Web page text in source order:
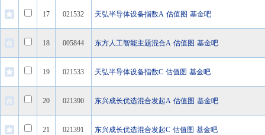
17 021532 天弘半导体设备指数A 估值图 基金吧
18 005844 东方人工智能主题混合A 估值图 基金吧
19 021533 天弘半导体设备指数C 估值图 基金吧
20 021390 东兴成长优选混合发起A 估值图 基金吧
21 021391 东兴成长优选混合发起C 估值图 基金吧